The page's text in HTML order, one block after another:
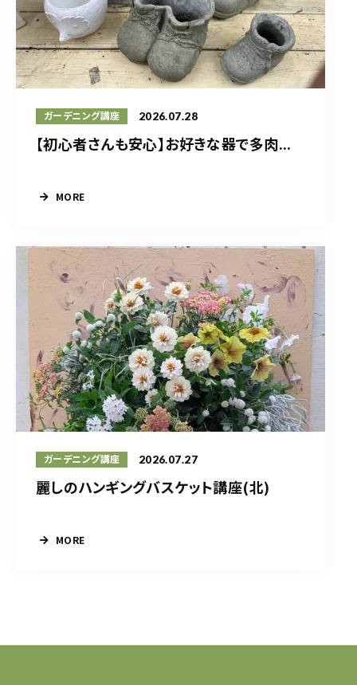
ガーデニング講座 2026.07.28
【初心者さんも安心】お好きな器で多肉...
MORE
ガーデニング講座 2026.07.27
麗しのハンギングバスケット講座(北)
MORE